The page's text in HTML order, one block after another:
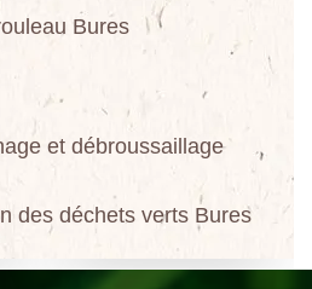
Bures
et débroussaillage
des déchets verts Bures